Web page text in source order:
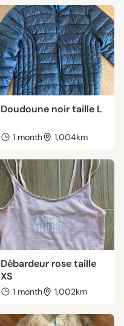
Doudoune noir taille L
1 month 1,004km
Débardeur rose taille
XS
1 month 1,002km